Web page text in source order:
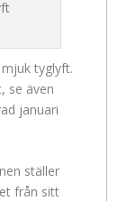
tyglyft.
se även
januari
ställer
från sitt